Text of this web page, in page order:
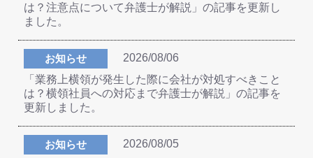
は？注意点について弁護士が解説」の記事を更新し
ました。
お知らせ
2026/08/06
「業務上横領が発生した際に会社が対処すべきこと
は？横領社員への対応まで弁護士が解説」の記事を
更新しました。
お知らせ
2026/08/05